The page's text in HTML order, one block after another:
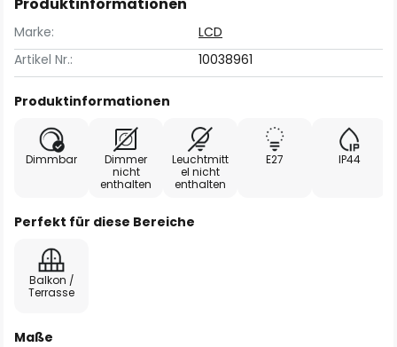
Marke:
LCD
Artikel Nr.:
10038961
Produktinformationen
Dimmbar
Dimmer
nicht
enthalten
Leuchtmitt
el nicht
enthalten
E27 IP44
Perfekt für diese Bereiche
Balkon /
Terrasse
Maße